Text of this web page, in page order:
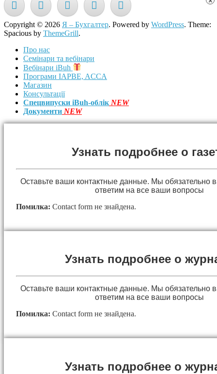
Copyright © 2026 Я – Бухгалтер. Powered by WordPress. Theme:
Spacious by ThemeGrill.
Про нас
Семінари та вебінари
Вебінари iBuh
Програми IAPBE, ACCA
Магазин
Консультації
Спецвипуски iBuh-облік NEW
Документи NEW
Узнать подробнее о
Оставьте ваши контактные данные. Мы обязательно
ответим на все ваши вопросы
Помилка: Contact form не знайдена.
Узнать подробнее о
Оставьте ваши контактные данные. Мы обязательно
ответим на все ваши вопросы
Помилка: Contact form не знайдена.
Узнать подробнее о